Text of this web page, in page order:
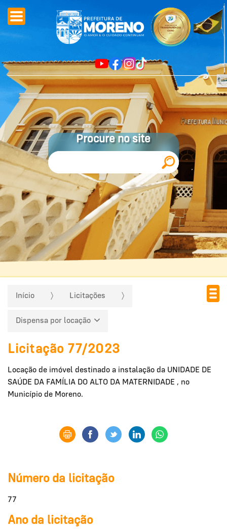
Procure no site
Início Licitações
Dispensa por locação
Licitação 77/2023
Locação de imóvel destinado a instalação da UNIDADE DE
SAÚDE DA FAMÍLIA DO ALTO DA MATERNIDADE , no
Município de Moreno.
Número da licitação
77
Ano da licitação